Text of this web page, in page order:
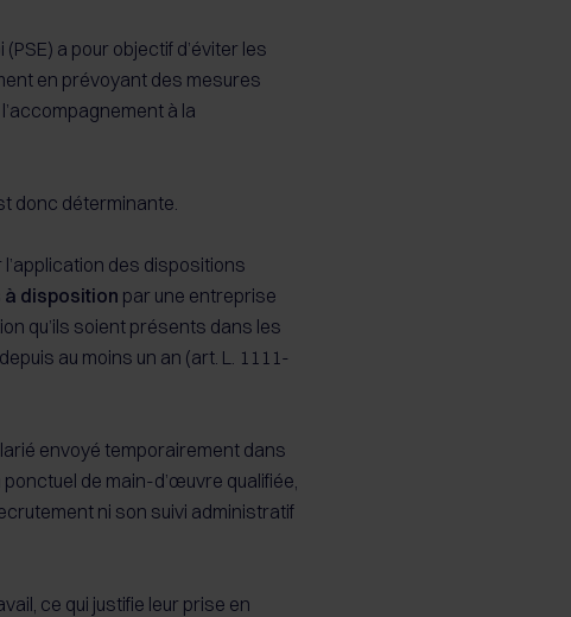
a pour objectif d’éviter les
en prévoyant des mesures
à la
donc déterminante.
des dispositions
disposition par une entreprise
qu’ils soient présents dans les
au moins un an (art. L. 1111-
envoyé temporairement dans
de main-d’œuvre qualifiée,
ni son suivi administratif
ce qui justifie leur prise en